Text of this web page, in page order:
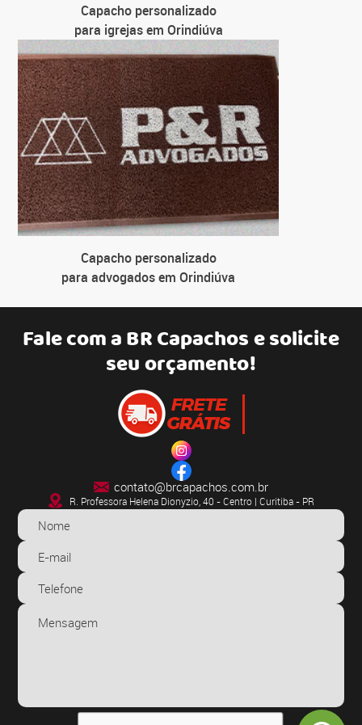
Capacho personalizado
para igrejas em Orindiúva
Capacho personalizado
para advogados em Orindiúva
Fale com aBR Capachose solicite
seu orçamento!
contato@brcapachos.com.br
R. Professora Helena Dionyzio, 40 - Centro | Curitiba - PR